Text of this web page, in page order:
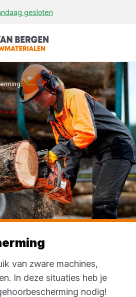
gesloten
van zware machines,
In deze situaties heb je
nodig!